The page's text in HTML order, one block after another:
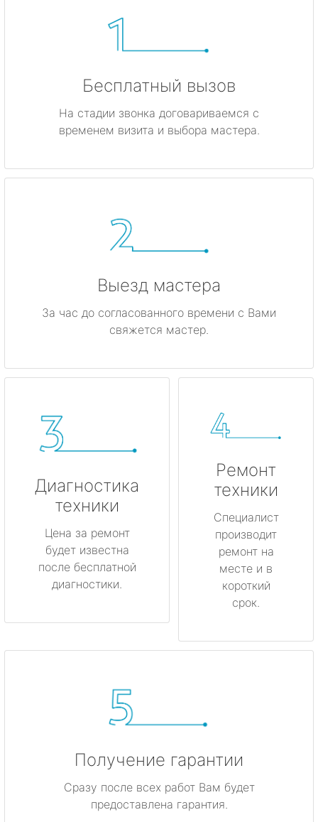
Бесплатный вызов
На стадии звонка договариваемся с
временем визита и выбора мастера.
Выезд мастера
За час до согласованного времени с Вами
свяжется мастер.
Диагностика
техники
Цена за ремонт
будет известна
после бесплатной
диагностики.
Ремонт
техники
Специалист
производит
ремонт на
месте и в
короткий
срок.
Получение гарантии
Сразу после всех работ Вам будет
предоставлена гарантия.